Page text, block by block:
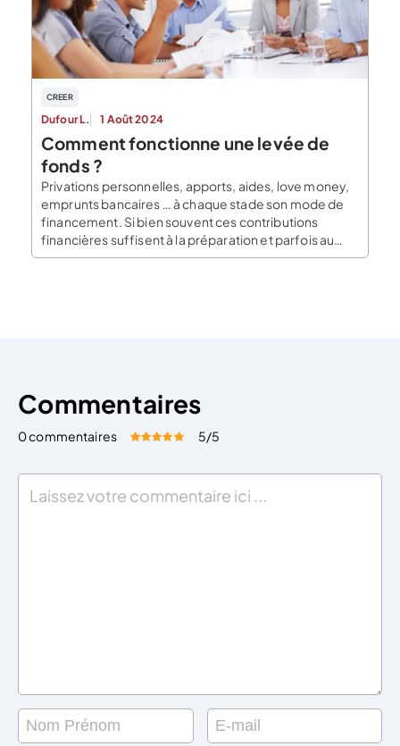
CREER
Dufour L. 1 Août 2024
Comment fonctionne une levée de
fonds ?
Privations personnelles, apports, aides, love money,
emprunts bancaires … à chaque stade son mode de
financement. Si bien souvent ces contributions
financières suffisent à la préparation et parfois au
lancement du projet, elles sont insuffisantes pour
Commentaires
0 commentaires Évaluez cet article:
5/5